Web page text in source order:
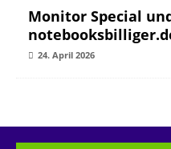
Monitor Special
24. April 2026